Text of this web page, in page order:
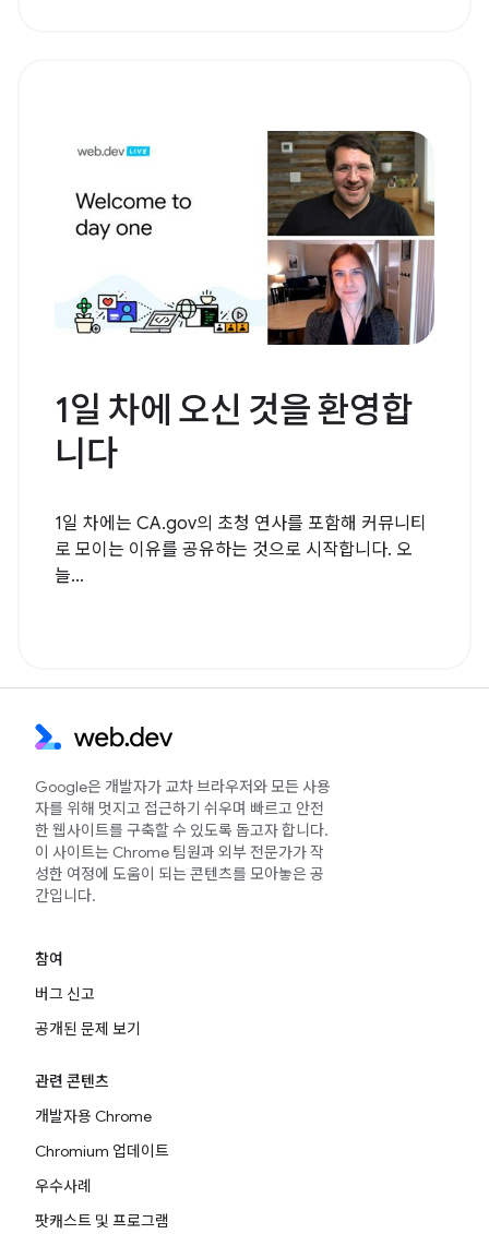
1일 차에 오신 것을 환영합
니다
1일 차에는 CA.gov의 초청 연사를 포함해 커뮤니티
로 모이는 이유를 공유하는 것으로 시작합니다. 오
늘...
Google은 개발자가 교차 브라우저와 모든 사용
자를 위해 멋지고 접근하기 쉬우며 빠르고 안전
한 웹사이트를 구축할 수 있도록 돕고자 합니다.
이 사이트는 Chrome 팀원과 외부 전문가가 작
성한 여정에 도움이 되는 콘텐츠를 모아놓은 공
간입니다.
참여
버그 신고
공개된 문제 보기
관련 콘텐츠
개발자용 Chrome
Chromium 업데이트
우수사례
팟캐스트 및 프로그램